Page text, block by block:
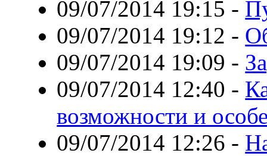
09/07/2014 19:15 -
09/07/2014 19:12 -
09/07/2014 19:09 -
09/07/2014 12:40 -
возможности и
09/07/2014 12:26 -